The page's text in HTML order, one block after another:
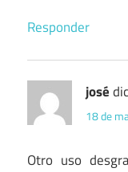
Responder
josé
18 de
Otro uso